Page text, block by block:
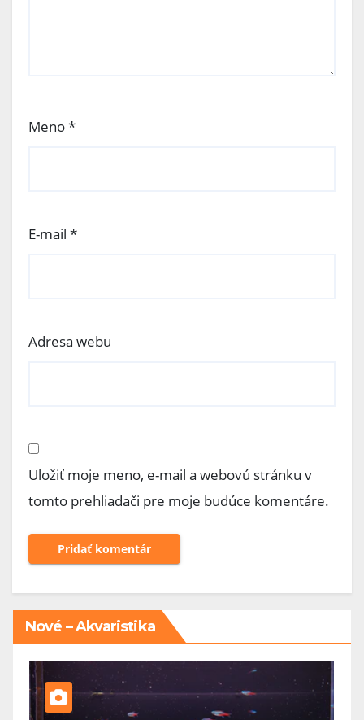
Meno*
E-mail *
Adresa webu
Uložiť moje meno, e-mail a webovú stránku v
tomto prehliadači pre moje budúce komentáre.
Nové – Akvaristika